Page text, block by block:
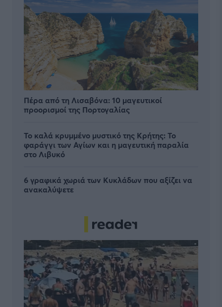
Πέρα από τη Λισαβόνα: 10 μαγευτικοί
προορισμοί της Πορτογαλίας
Το καλά κρυμμένο μυστικό της Κρήτης: Το
φαράγγι των Αγίων και η μαγευτική παραλία
στο Λιβυκό
6 γραφικά χωριά των Κυκλάδων που αξίζει να
ανακαλύψετε